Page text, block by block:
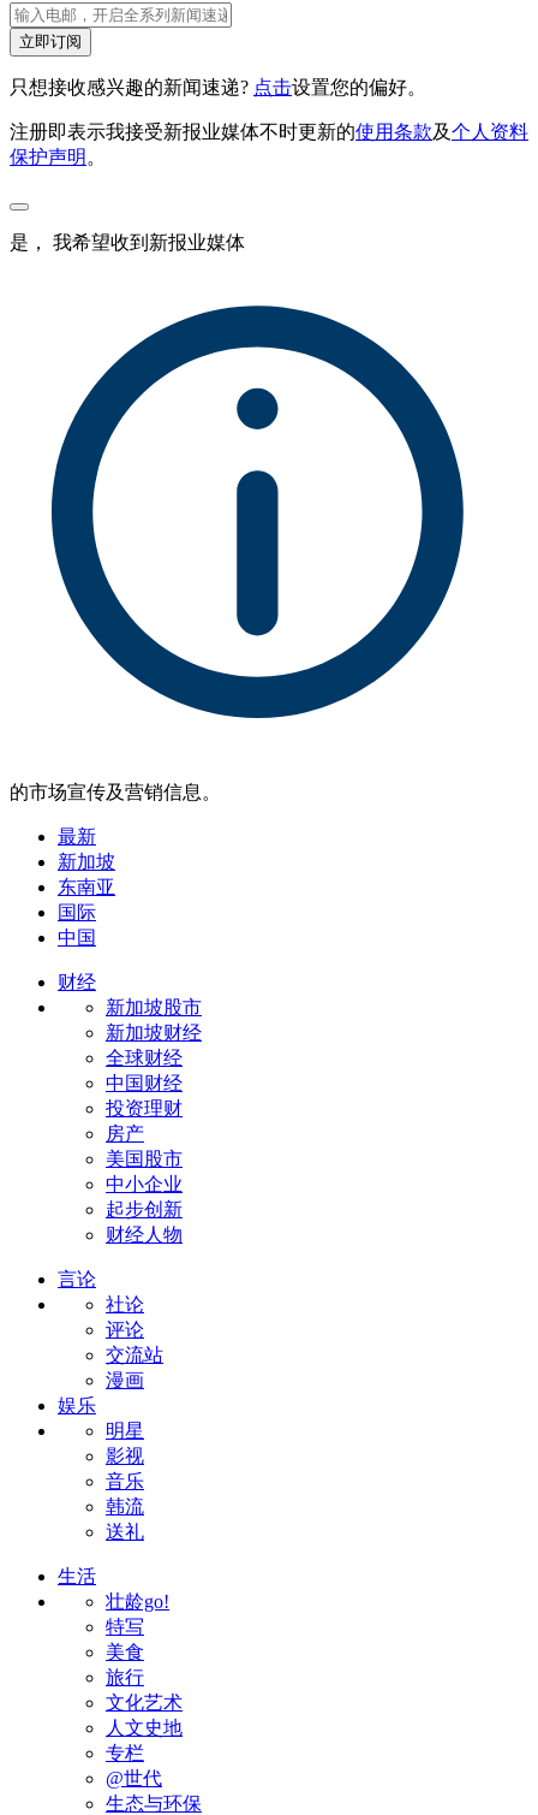
立即订阅
只想接收感兴趣的新闻速递? 点击设置您的偏好。
注册即表示我接受新报业媒体不时更新的使用条款及个人资料
保护声明 。
是， 我希望收到新报业媒体
的市场宣传及营销信息。
最新
新加坡
东南亚
国际
中国
财经
新加坡股市
新加坡财经
全球财经
中国财经
投资理财
房产
美国股市
中小企业
起步创新
财经人物
言论
社论
评论
交流站
漫画
娱乐
明星
影视
音乐
韩流
送礼
生活
壮龄go!
特写
美食
旅行
文化艺术
人文史地
专栏
@世代
生态与环保